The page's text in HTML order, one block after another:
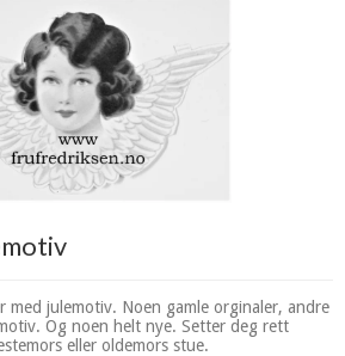
med julemotiv. Noen gamle orginaler, andre
Og noen helt nye. Setter deg rett
eller oldemors stue.